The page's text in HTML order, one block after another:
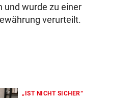
und wurde zu einer
verurteilt.
„IST NICHT SICHER“